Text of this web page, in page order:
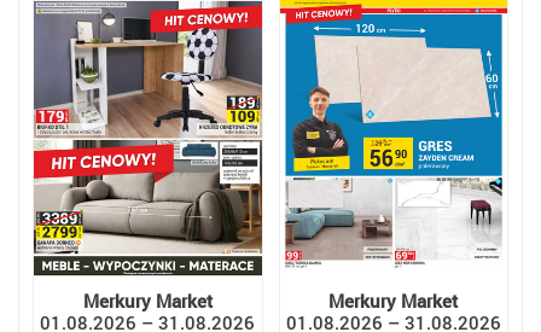
Merkury Market
01.08.2026 – 31.08.2026
Merkury Market
01.08.2026 – 31.08.2026